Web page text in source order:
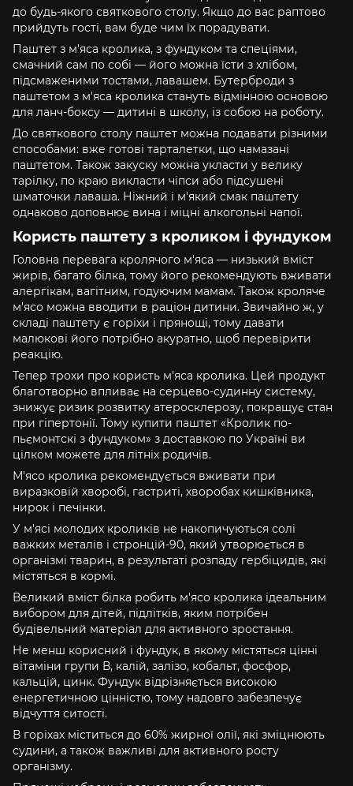
до будь-якого святкового столу. Якщо до вас раптово
прийдуть гості, вам буде чим їх порадувати.
Паштет з м'яса кролика, з фундуком та спеціями,
смачний сам по собі — його можна їсти з хлібом,
підсмаженими тостами, лавашем. Бутерброди з
паштетом з м'яса кролика стануть відмінною основою
для ланч-боксу — дитині в школу, із собою на роботу.
До святкового столу паштет можна подавати різними
способами: вже готові тарталетки, що намазані
паштетом. Також закуску можна укласти у велику
тарілку, по краю викласти чіпси або підсушені
шматочки лаваша. Ніжний і м'який смак паштету
однаково доповнює вина і міцні алкогольні напої.
Користь паштету з кроликом і фундуком
Головна перевага кролячого м'яса — низький вміст
жирів, багато білка, тому його рекомендують вживати
алергікам, вагітним, годуючим мамам. Також кроляче
м'ясо можна вводити в раціон дитини. Звичайно ж, у
складі паштету є горіхи і прянощі, тому давати
малюкові його потрібно акуратно, щоб перевірити
реакцію.
Тепер трохи про користь м'яса кролика. Цей продукт
благотворно впливає на серцево-судинну систему,
знижує ризик розвитку атеросклерозу, покращує стан
при гіпертонії. Тому купити паштет «Кролик по-
пьємонтскі з фундуком» з доставкою по Україні ви
цілком можете для літніх родичів.
М'ясо кролика рекомендується вживати при
виразковій хворобі, гастриті, хворобах кишківника,
нирок і печінки.
У м'ясі молодих кроликів не накопичуються солі
важких металів і стронцій-90, який утворюється в
організмі тварин, в результаті розпаду гербіцидів, які
містяться в кормі.
Великий вміст білка робить м'ясо кролика ідеальним
вибором для дітей, підлітків, яким потрібен
будівельний матеріал для активного зростання.
Не менш корисний і фундук, в якому містяться цінні
вітаміни групи В, калій, залізо, кобальт, фосфор,
кальцій, цинк. Фундук відрізняється високою
енергетичною цінністю, тому надовго забезпечує
відчуття ситості.
В горіхах міститься до 60% жирної олії, які зміцнюють
судини, а також важливі для активного росту
організму.